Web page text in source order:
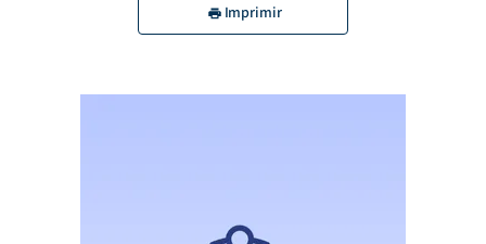
Imprimir